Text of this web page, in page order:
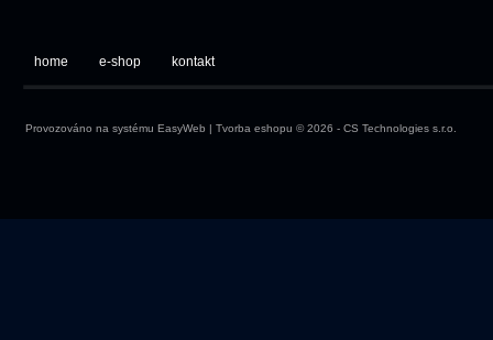
home e-shop kontakt
Provozováno na systému EasyWeb | Tvorba eshopu © 2026 - CS Technologies s.r.o.